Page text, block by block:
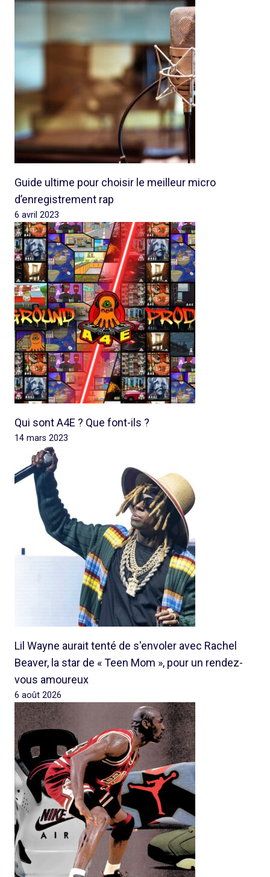
Guide ultime pour choisir le meilleur micro
d’enregistrement rap
6 avril 2023
Qui sont A4E ? Que font-ils ?
14 mars 2023
Lil Wayne aurait tenté de s'envoler avec Rachel
Beaver, la star de « Teen Mom », pour un rendez-
vous amoureux
6 août 2026